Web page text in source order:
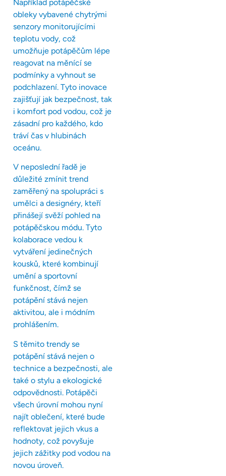
Například potápěčské
obleky vybavené chytrými
senzory monitorujícími
teplotu vody, což
umožňuje potápěčům lépe
reagovat na měnící se
podmínky a vyhnout se
podchlazení. Tyto inovace
zajišťují jak bezpečnost, tak
i komfort pod vodou, což je
zásadní pro každého, kdo
tráví čas v hlubinách
oceánu.
V neposlední řadě je
důležité zmínit trend
zaměřený na spolupráci s
umělci a designéry, kteří
přinášejí svěží pohled na
potápěčskou módu. Tyto
kolaborace vedou k
vytváření jedinečných
kousků, které kombinují
umění a sportovní
funkčnost, čímž se
potápění stává nejen
aktivitou, ale i módním
prohlášením.
S těmito trendy se
potápění stává nejen o
technice a bezpečnosti, ale
také o stylu a ekologické
odpovědnosti. Potápěči
všech úrovní mohou nyní
najít oblečení, které bude
reflektovat jejich vkus a
hodnoty, což povyšuje
jejich zážitky pod vodou na
novou úroveň.